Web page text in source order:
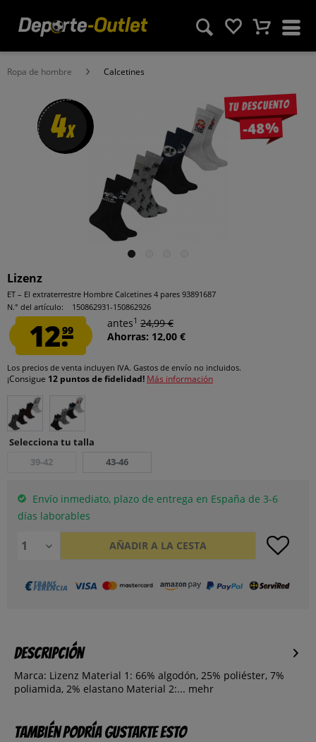
Ropa de hombre Calcetines
Tu descuento
-48%
4x
Lizenz
ET – El extraterrestre Hombre Calcetines 4 pares 93891687
N.° del artículo:
150862931-150862926
12.99
antes1 24,99 €
Ahorras: 12,00 €
Los precios de venta incluyen IVA. Gastos de envío no incluidos.
¡Consigue 12 puntos de fidelidad! Más información
Selecciona tu talla
39-42
43-46
Envío inmediato, plazo de entrega en España de 3-6
días laborables
AÑADIR A LA CESTA
Descripción
Marca: Lizenz Material 1: 66% algodón, 25% poliéster, 7%
poliamida, 2% elastano Material 2:... mehr
También podría gustarte esto